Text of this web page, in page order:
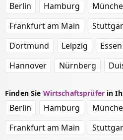
Berlin Hamburg
Frankfurt am Main
Dortmund
Leipzig Essen
Hannover
Nürnberg
Finden Sie Wirtschaftsprüferin
Berlin Hamburg
Frankfurt am Main